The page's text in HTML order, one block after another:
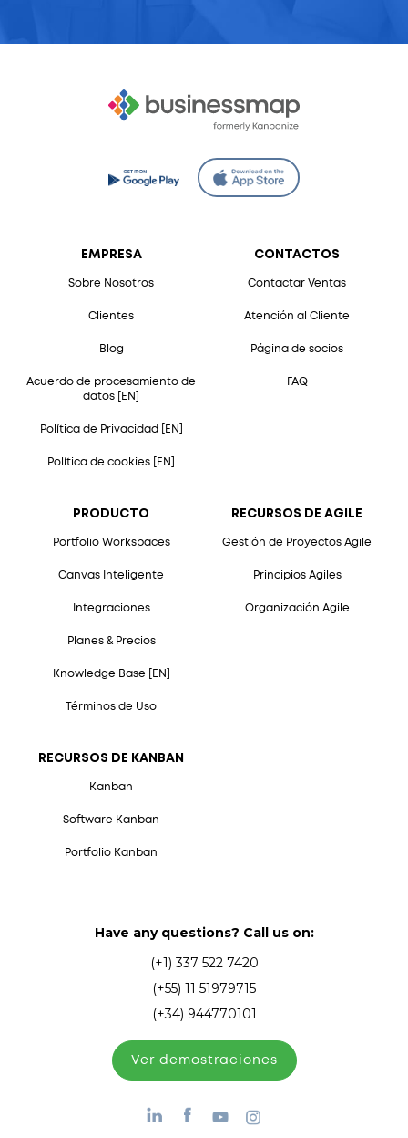
EMPRESA
Sobre Nosotros
Clientes
Blog
Acuerdo de procesamiento de
datos [EN]
Política de Privacidad [EN]
Política de cookies [EN]
PRODUCTO
Portfolio Workspaces
Canvas Inteligente
Integraciones
Planes & Precios
Knowledge Base [EN]
Términos de Uso
RECURSOS DE KANBAN
Kanban
Software Kanban
Portfolio Kanban
RECURSOS DE AGILE
Gestión de Proyectos Agile
Principios Agiles
Organización Agile
CONTACTOS
Contactar Ventas
Atención al Cliente
Página de socios
FAQ
Have any questions? Call us on:
(+1) 337 522 7420
(+55) 11 51979715
(+34) 944770101
Ver demostraciones